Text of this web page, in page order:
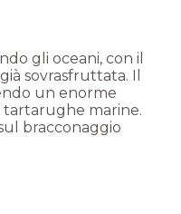
gli oceani, con il
sovrasfruttata. Il
un enorme
tartarughe marine.
bracconaggio